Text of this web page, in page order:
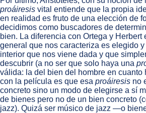
proáiresis vital entiende que la propia
en realidad es fruto de una elección de
decidimos como buscadores de
bien. La diferencia con Ortega y Herbert
general que nos caracteriza es elegido
interior que nos viene dada y que
descubrir (a no ser que solo haya una
válida: la del bien del hombre en cuanto
con la película es que esa proáiresis no
concreto sino un modo de elegirse a sí
de bienes pero no de un bien concreto
jazz). Quizá ser músico de jazz —o